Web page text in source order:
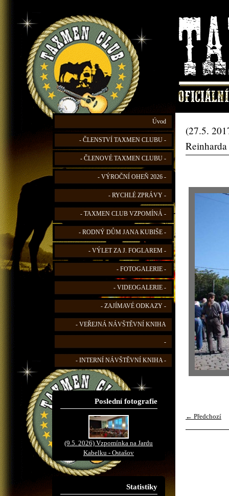
Úvod
- ČLENSTVÍ TAXMEN CLUBU -
- ČLENOVÉ TAXMEN CLUBU -
- VÝROČNÍ OHEŇ 2026 -
- RYCHLÉ ZPRÁVY -
- TAXMEN CLUB VZPOMÍNÁ -
- RODNÝ DŮM JANA KUBIŠE -
- VÝLET ZA J. FOGLAREM -
- FOTOGALERIE -
- VIDEOGALERIE -
- ZAJÍMAVÉ ODKAZY -
- VEŘEJNÁ NÁVŠTĚVNÍ KNIHA
-
- INTERNÍ NÁVŠTĚVNÍ KNIHA -
Poslední fotografie
(9.5. 2026) Vzpomínka na Jardu
Kabelku - Ostašov
Statistiky
(27.5.
← Předchozí